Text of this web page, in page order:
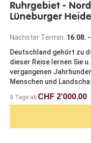
Ruhrgebiet -
Lüneburger Heide
Nächster Termin: 16.08.
Deutschland gehört zu
dieser Reise lernen Sie
vergangenen
Menschen und
8 Tage ab CHF 2'000.00